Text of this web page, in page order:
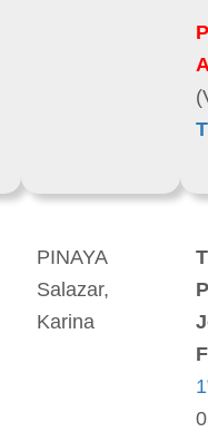
PINAYA
Salazar,
Karina
1